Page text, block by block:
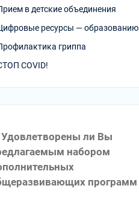
в детские объединения
ресурсы — образованию
гриппа
COVID!
Удовлетворены ли Вы
набором
программ